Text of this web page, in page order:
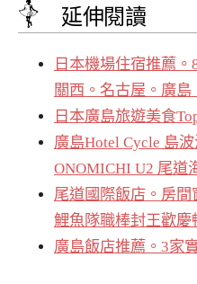
延伸閱讀
日本機場住宿推薦
關西。名古屋。廣
日本廣島旅遊美食
廣島Hotel Cycle 島
ONOMICHI U2 尾道
尾道國際飯店。房
鯉魚隊職棒封王歡慶
廣島飯店推薦。3家